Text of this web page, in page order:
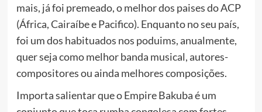
mais, já foi premeado, o melhor dos paises do ACP
(África, Cairaíbe e Pacifico). Enquanto no seu país,
foi um dos habituados nos poduims, anualmente,
quer seja como melhor banda musical, autores-
compositores ou ainda melhores composições.
Importa salientar que o Empire Bakuba é um